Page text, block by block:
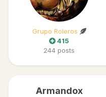
Grupo Roleros
415
244 posts
Armandox